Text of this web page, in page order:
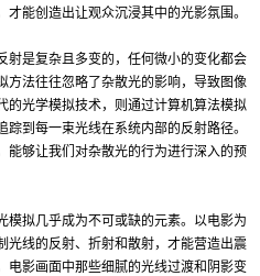
能创造出让观众沉浸其中的光影氛围。
射是复杂且多变的，任何微小的变化都会
方法往往忽略了杂散光的影响，导致图像
的光学模拟技术，则通过计算机算法模拟
到每一束光线在系统内部的反射路径。
能够让我们对杂散光的行为进行深入的预
模拟几乎成为不可或缺的元素。以电影为
光线的反射、折射和散射，才能营造出震
电影画面中那些细腻的光线过渡和阴影变